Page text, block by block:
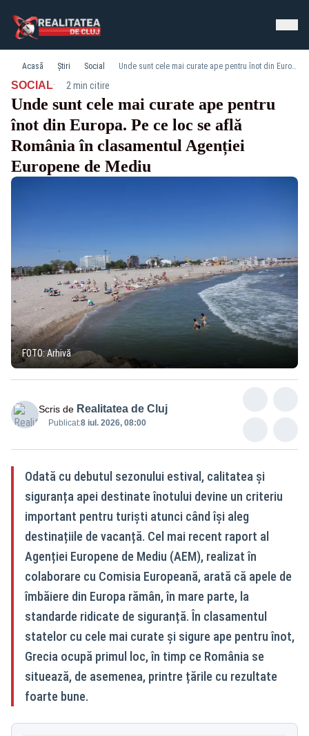
Acasă Știri Social Unde sunt cele mai curate ape pentru înot din Europa. Pe ce loc se află România în clasamentul Agenției Europene de Mediu
SOCIAL· 2 min citire
Unde sunt cele mai curate ape pentru
înot din Europa. Pe ce loc se află
România în clasamentul Agenției
Europene de Mediu
FOTO: Arhivă
Scris de Realitatea de Cluj
Publicat:8 iul. 2026, 08:00
Odată cu debutul sezonului estival, calitatea și
siguranța apei destinate înotului devine un criteriu
important pentru turiști atunci când își aleg
destinațiile de vacanță. Cel mai recent raport al
Agenției Europene de Mediu (AEM), realizat în
colaborare cu Comisia Europeană, arată că apele de
îmbăiere din Europa rămân, în mare parte, la
standarde ridicate de siguranță. În clasamentul
statelor cu cele mai curate și sigure ape pentru înot,
Grecia ocupă primul loc, în timp ce România se
situează, de asemenea, printre țările cu rezultate
foarte bune.